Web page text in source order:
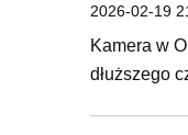
2026-02-19
Kamera w
dłuższego